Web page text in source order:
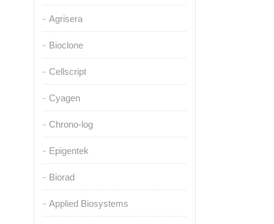
Agrisera
Bioclone
Cellscript
Cyagen
Chrono-log
Epigentek
Biorad
Applied Biosystems